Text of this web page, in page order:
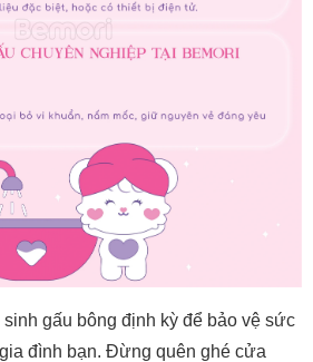
gấu bông định kỳ để bảo vệ sức
đình bạn. Đừng quên ghé cửa